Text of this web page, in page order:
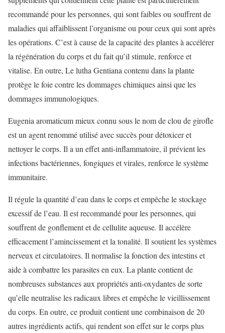
recommandé pour les personnes, qui sont faibles ou souffrent de
maladies qui affaiblissent l’organisme ou pour ceux qui sont après
les opérations. C’est à cause de la capacité des plantes à accélérer
la régénération du corps et du fait qu’il stimule, renforce et
vitalise. En outre, Le lutha Gentiana contenu dans la plante
protège le foie contre les dommages chimiques ainsi que les
dommages immunologiques.
Eugenia aromaticum mieux connu sous le nom de clou de girofle
est un agent renommé utilisé avec succès pour détoxicer et
nettoyer le corps. Il a un effet anti-inflammatoire, il prévient les
infections bactériennes, fongiques et virales, renforce le système
immunitaire.
Il régule la quantité d’eau dans le corps et empêche le stockage
excessif de l’eau. Il est recommandé pour les personnes, qui
souffrent de gonflement et de cellulite aqueuse. Il accélère
efficacement l’amincissement et la tonalité. Il soutient les systèmes
nerveux et circulatoires. Il normalise la fonction des intestins et
aide à combattre les parasites en eux. La plante contient de
nombreuses substances aux propriétés anti-oxydantes de sorte
qu’elle neutralise les radicaux libres et empêche le vieillissement
du corps. En outre, ce produit contient une combinaison de 20
autres ingrédients actifs, qui rendent son effet sur le corps plus